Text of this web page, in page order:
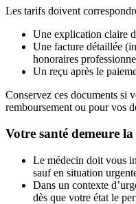
Les tarifs doivent
Une explication claire
Une facture détaillée
honoraires
Un reçu après le
Conservez ces documents si
remboursement ou pour vos
Votre santé demeure
Le médecin doit vous
sauf en situation
Dans un contexte
dès que votre état le